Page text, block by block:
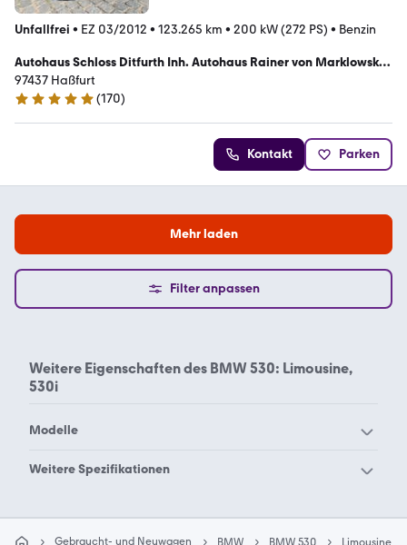
Unfallfrei • EZ 03/2012 • 123.265 km • 200 kW (272 PS) • Benzin
Autohaus Schloss Ditfurth Inh. Autohaus Rainer von Marklowski
GmbH & Co. KG
97437 Haßfurt
5 Sterne
(170)
Kontakt Parken
Mehr laden
Filter anpassen
Weitere Eigenschaften des BMW 530: Limousine,
530i
Modelle
BMW 114
BMW 123
BMW 125
Weitere Spezifikationen
Gebraucht- und Neuwagen BMW BMW 530 Limousine